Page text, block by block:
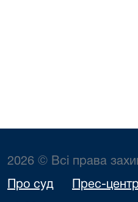
2026 © Всі права
Про суд Прес-центр